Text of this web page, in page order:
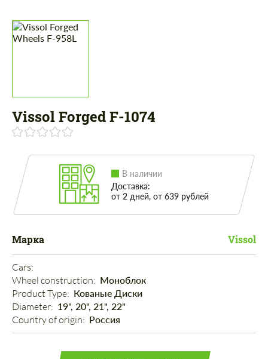
Vissol Forged F-1074
В наличии
Доставка:
от 2 дней, от 639 рублей
Марка Vissol
Cars:
Wheel construction: Моноблок
Product Type: Кованые Диски
Diameter: 19", 20", 21", 22"
Country of origin: Россия